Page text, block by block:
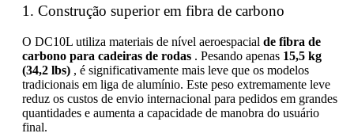
1. Construção superior em fibra de carbono
O DC10L utiliza materiais de nível aeroespacial de fibra de
carbono para cadeiras de rodas . Pesando apenas 15,5 kg
(34,2 lbs) , é significativamente mais leve que os modelos
tradicionais em liga de alumínio. Este peso extremamente leve
reduz os custos de envio internacional para pedidos em grandes
quantidades e aumenta a capacidade de manobra do usuário
final.